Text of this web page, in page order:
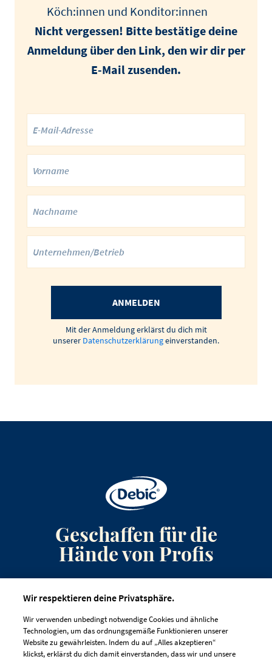
Köch:innen und Konditor:innen
Nicht vergessen! Bitte bestätige deine
Anmeldung über den Link, den wir dir per
E-Mail zusenden.
ANMELDEN
Mit der Anmeldung erklärst du dich mit
unserer Datenschutzerklärungeinverstanden.
Geschaffen für die
Hände von Profis
Kontakt
Häufig gestellte Fragen
Wir respektieren deine Privatsphäre.
Wir verwenden unbedingt notwendige Cookies und ähnliche
Technologien, um das ordnungsgemäße Funktionieren unserer
Website zu gewährleisten. Indem du auf „Alles akzeptieren“
klickst, erklärst du dich damit einverstanden, dass wir und unsere